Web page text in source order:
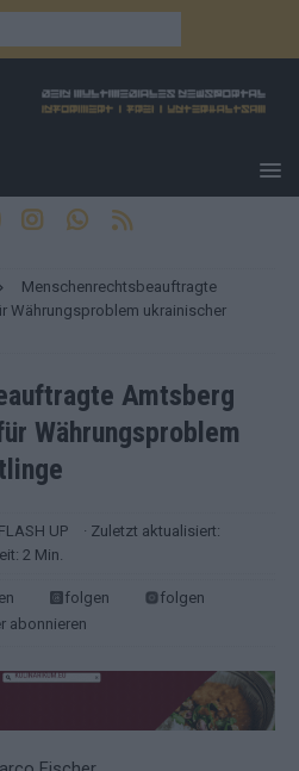
Menschenrechtsbeauftragte
Währungsproblem ukrainischer
Amtsberg
Währungsproblem
UP
· Zuletzt aktualisiert:
2 Min.
folgen
folgen
abonnieren